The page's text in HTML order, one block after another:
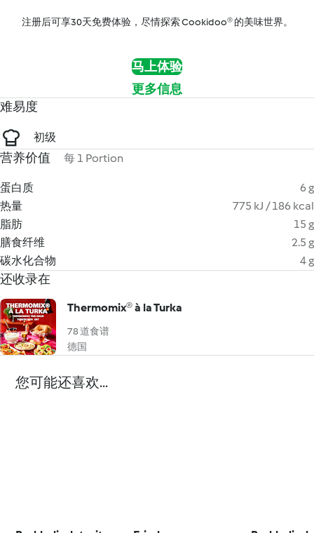
注册后可享30天免费体验，尽情探索 Cookidoo® 的美味世界。
马上体验
更多信息
难易度
初级
营养价值 每 1 Portion
蛋白质
6 g
热量
775 kJ / 186 kcal
脂肪
15 g
膳食纤维
2.5 g
碳水化合物
4 g
还收录在
Thermomix® à la Turka
78 道食谱
德国
您可能还喜欢...